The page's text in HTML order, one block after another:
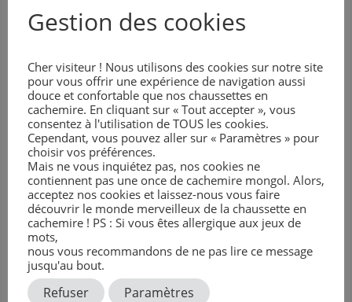
Plaid Cachemire |
KHENTII | 150×230
649,90€
Chaussettes Cachemire |
Grège | KHURGAA
Gestion des cookies
Cher visiteur ! Nous utilisons des cookies sur notre site
pour vous offrir une expérience de navigation aussi
douce et confortable que nos chaussettes en
cachemire. En cliquant sur « Tout accepter », vous
consentez à l'utilisation de TOUS les cookies.
Cependant, vous pouvez aller sur « Paramètres » pour
choisir vos préférences.
Mais ne vous inquiétez pas, nos cookies ne
contiennent pas une once de cachemire mongol. Alors,
acceptez nos cookies et laissez-nous vous faire
découvrir le monde merveilleux de la chaussette en
cachemire ! PS : Si vous êtes allergique aux jeux de
mots,
nous vous recommandons de ne pas lire ce message
jusqu'au bout.
Refuser
Paramètres